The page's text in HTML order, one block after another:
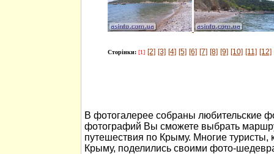
Сторінки: [1] [2] [3] [4] [5] [6] [7] [8] [9] [10] [11] [12]
В фотогалерее собраны любительские
фотографий Вы сможете выбрать
путешествия по Крыму. Многие туристы,
Крыму, поделились своими фото-